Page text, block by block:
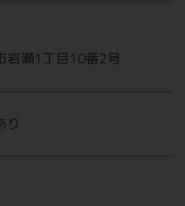
岩瀬1丁目10番2号
り